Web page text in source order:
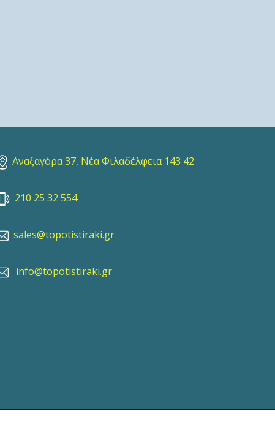
Αναξαγόρα 37, Νέα Φιλαδέλφεια 143 42
210 25 32 554
sales@topotistiraki.gr
info@topotistiraki.gr